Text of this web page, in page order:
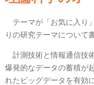
テーマが「お気に入り
りの研究テーマについて
計測技術と情報通信技
爆発的なデータの蓄積が
れたビッグデータを有効